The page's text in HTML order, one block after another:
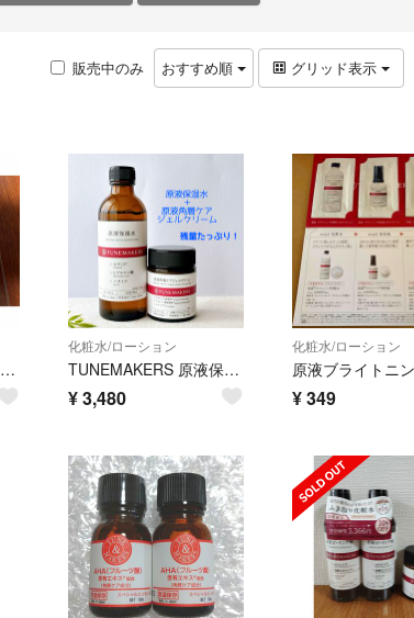
販売中のみ おすすめ順 グリッド表示
TUNEMAKERS 化粧水 1.5ml
化粧水/ローション
TUNEMAKERS 原液保湿水120mL＆角層ケアジェルクリーム セット
¥3,480
化粧水/ローション
¥349